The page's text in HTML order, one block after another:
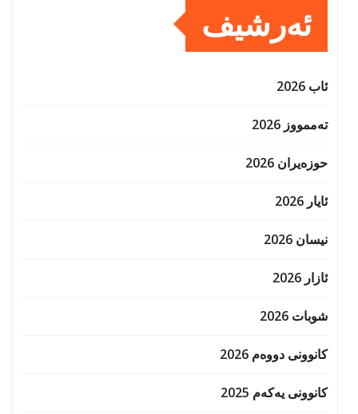
ئەرشیف
ئاب 2026
تەممووز 2026
حوزه‌یران 2026
ئایار 2026
نیسان 2026
ئازار 2026
شوبات 2026
کانوونی دووەم 2026
کانوونی یەکەم 2025